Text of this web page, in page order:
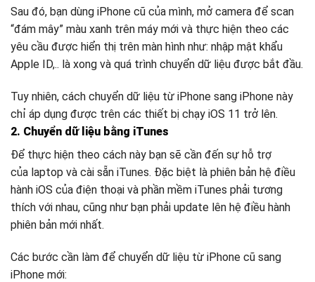
Sau đó, bạn dùng iPhone cũ của mình, mở camera để scan
“đám mây” màu xanh trên máy mới và thực hiện theo các
yêu cầu được hiển thị trên màn hình như: nhập mật khẩu
Apple ID,.. là xong và quá trình chuyển dữ liệu được bắt đầu.
Tuy nhiên, cách chuyển dữ liệu từ iPhone sang iPhone này
chỉ áp dụng được trên các thiết bị chạy iOS 11 trở lên.
2. Chuyển dữ liệu bằng iTunes
Để thực hiện theo cách này bạn sẽ cần đến sự hỗ trợ
của laptop và cài sẵn iTunes. Đặc biệt là phiên bản hệ điều
hành iOS của điện thoại và phần mềm iTunes phải tương
thích với nhau, cũng như bạn phải update lên hệ điều hành
phiên bản mới nhất.
Các bước cần làm để chuyển dữ liệu từ iPhone cũ sang
iPhone mới: